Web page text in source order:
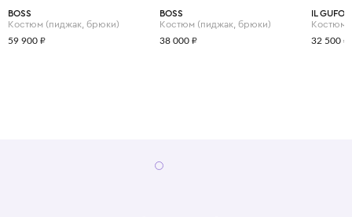
BOSS
Костюм (пиджак, брюки)
59 900 ₽
BOSS
Костюм (пиджак, брюки)
38 000 ₽
IL GUFO
Костюм
32 500 ₽